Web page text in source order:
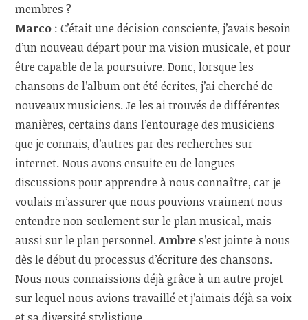
membres ?
Marco : C’était une décision consciente, j’avais besoin
d’un nouveau départ pour ma vision musicale, et pour
être capable de la poursuivre. Donc, lorsque les
chansons de l’album ont été écrites, j’ai cherché de
nouveaux musiciens. Je les ai trouvés de différentes
manières, certains dans l’entourage des musiciens
que je connais, d’autres par des recherches sur
internet. Nous avons ensuite eu de longues
discussions pour apprendre à nous connaître, car je
voulais m’assurer que nous pouvions vraiment nous
entendre non seulement sur le plan musical, mais
aussi sur le plan personnel.Ambres’est jointe à nous
dès le début du processus d’écriture des chansons.
Nous nous connaissions déjà grâce à un autre projet
sur lequel nous avions travaillé et j’aimais déjà sa voix